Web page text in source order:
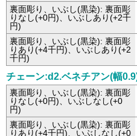
裏面彫り、いぶし(黒染): 裏面彫
りなし(+0円)、いぶしあり(+2千
円)
裏面彫り、いぶし(黒染): 裏面彫
りあり(+4千円)、いぶしあり(+2
千円)
チェーン:d2.ベネチアン(幅
裏面彫り、いぶし(黒染): 裏面彫
りなし(+0円)、いぶしなし(+0
円)
裏面彫り、いぶし(黒染): 裏面彫
りあり(+4千円)、いぶしなし(+0